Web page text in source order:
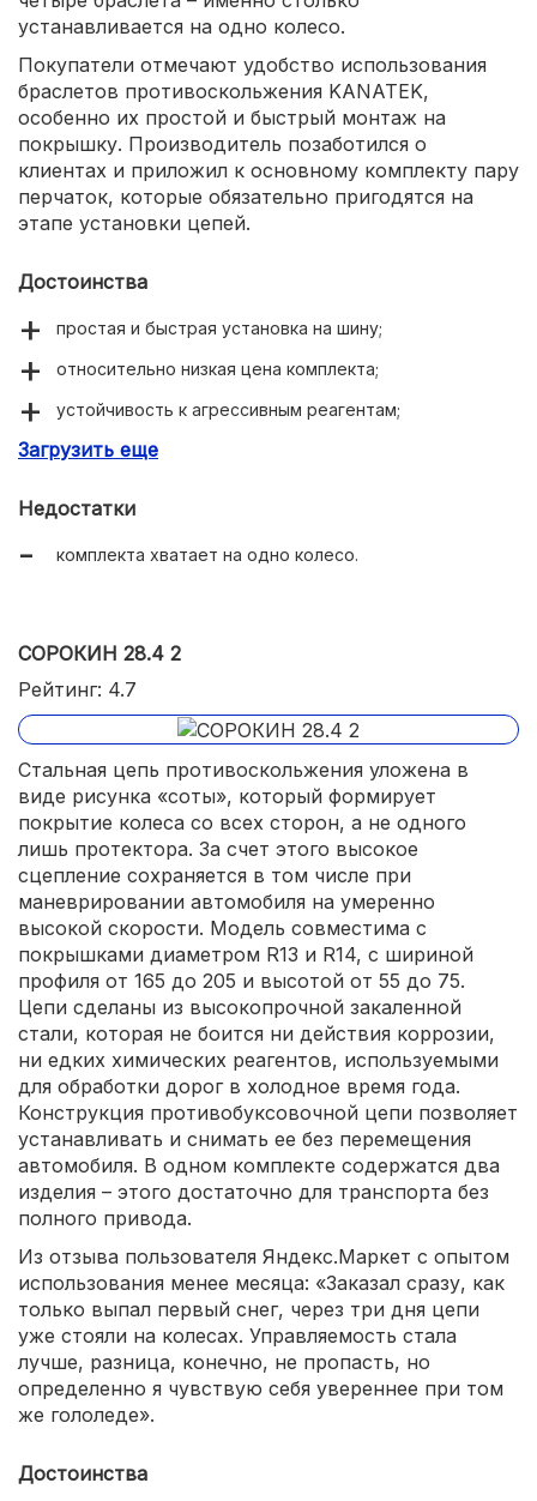
устанавливается на одно колесо.
Покупатели отмечают удобство использования
браслетов противоскольжения KANATEK,
особенно их простой и быстрый монтаж на
покрышку. Производитель позаботился о
клиентах и приложил к основному комплекту пару
перчаток, которые обязательно пригодятся на
этапе установки цепей.
Достоинства
простая и быстрая установка на шину;
относительно низкая цена комплекта;
устойчивость к агрессивным реагентам;
совместимость с колесами R13-R16;
Загрузить еще
Недостатки
комплекта хватает на одно колесо.
СОРОКИН 28.4 2
Рейтинг: 4.7
Стальная цепь противоскольжения уложена в
виде рисунка «соты», который формирует
покрытие колеса со всех сторон, а не одного
лишь протектора. За счет этого высокое
сцепление сохраняется в том числе при
маневрировании автомобиля на умеренно
высокой скорости. Модель совместима с
покрышками диаметром R13 и R14, с шириной
профиля от 165 до 205 и высотой от 55 до 75.
Цепи сделаны из высокопрочной закаленной
стали, которая не боится ни действия коррозии,
ни едких химических реагентов, используемыми
для обработки дорог в холодное время года.
Конструкция противобуксовочной цепи позволяет
устанавливать и снимать ее без перемещения
автомобиля. В одном комплекте содержатся два
изделия – этого достаточно для транспорта без
полного привода.
Из отзыва пользователя Яндекс.Маркет с опытом
использования менее месяца: «Заказал сразу, как
только выпал первый снег, через три дня цепи
уже стояли на колесах. Управляемость стала
лучше, разница, конечно, не пропасть, но
определенно я чувствую себя увереннее при том
же гололеде».
Достоинства